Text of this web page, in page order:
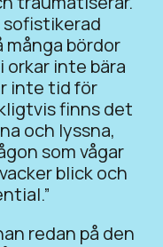
många bördor
orkar inte bära
inte tid för
finns det
och lyssna,
som vågar
blick och
redan på den